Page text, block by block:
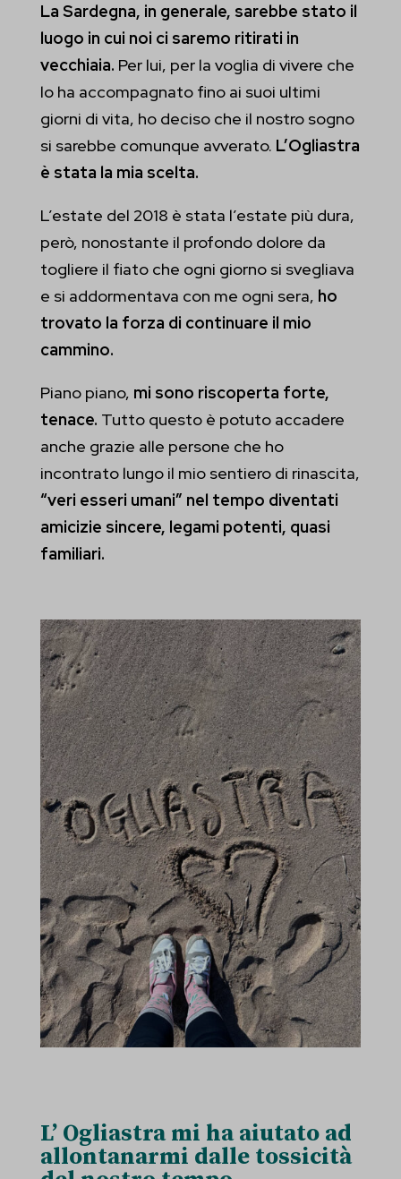
La Sardegna, in generale, sarebbe stato il
luogo in cui noi ci saremo ritirati in
vecchiaia. Per lui, per la voglia di vivere che
lo ha accompagnato fino ai suoi ultimi
giorni di vita, ho deciso che il nostro sogno
si sarebbe comunque avverato. L’Ogliastra
è stata la mia scelta.
L’estate del 2018 è stata l’estate più dura,
però, nonostante il profondo dolore da
togliere il fiato che ogni giorno si svegliava
e si addormentava con me ogni sera, ho
trovato la forza di continuare il mio
cammino.
Piano piano, mi sono riscoperta forte,
tenace. Tutto questo è potuto accadere
anche grazie alle persone che ho
incontrato lungo il mio sentiero di rinascita,
“veri esseri umani” nel tempo diventati
amicizie sincere, legami potenti, quasi
familiari.
L’ Ogliastra mi ha aiutato ad
allontanarmi dalle tossicità